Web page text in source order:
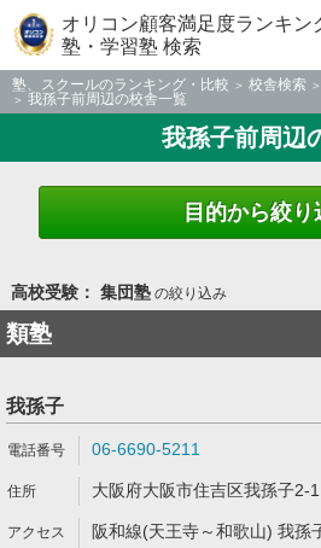
オリコン顧客満足度ランキン
塾・学習塾 検索
塾、スクールのランキング・比較 校舎検索
我孫子前周辺の校舎一覧
我孫子前周辺
目的から絞り
高校受験： 集団塾の絞り込み
類塾
我孫子
06-6690-5211
大阪府大阪市住吉区我孫子2-
阪和線(天王寺～和歌山) 我孫